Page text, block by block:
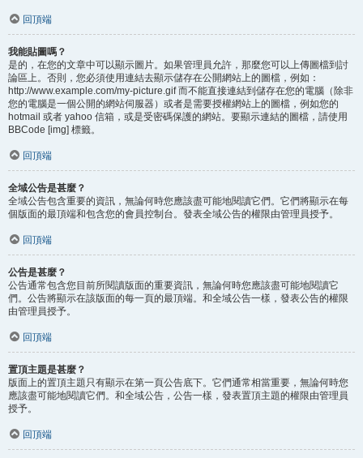
回頂端
我能貼圖嗎？
是的，在您的文章中可以顯示圖片。如果管理員允許，那麼您可以上傳圖檔到討
論區上。否則，您必須使用連結去顯示儲存在公開網站上的圖檔，例如：
http://www.example.com/my-picture.gif 而不能直接連結到儲存在您的電腦（除非
您的電腦是一個公開的網站伺服器）或者是需要授權網站上的圖檔，例如您的
hotmail 或者 yahoo 信箱，或是受密碼保護的網站。要顯示連結的圖檔，請使用
BBCode [img] 標籤。
回頂端
全域公告是甚麼？
全域公告包含重要的資訊，無論何時您應該盡可能地閱讀它們。它們將顯示在每
個版面的最頂端和包含您的會員控制台。發表全域公告的權限由管理員授予。
回頂端
公告是甚麼？
公告通常包含您目前所閱讀版面的重要資訊，無論何時您應該盡可能地閱讀它
們。公告將顯示在該版面的每一頁的最頂端。和全域公告一樣，發表公告的權限
由管理員授予。
回頂端
置頂主題是甚麼？
版面上的置頂主題只有顯示在第一頁公告底下。它們通常相當重要，無論何時您
應該盡可能地閱讀它們。和全域公告，公告一樣，發表置頂主題的權限由管理員
授予。
回頂端